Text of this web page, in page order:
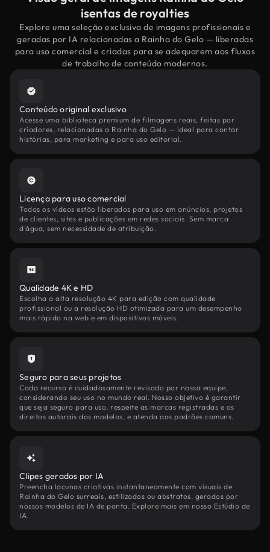
isentas de royalties
Explore uma seleção exclusiva de imagens profissionais e
geradas por IA relacionadas a Rainha do Gelo — liberadas
para uso comercial e criadas para se adequarem aos fluxos
de trabalho de conteúdo modernos.
Conteúdo original exclusivo
Acesse uma biblioteca premium de filmagens reais, feitas por
criadores, relacionadas a Rainha do Gelo — ideal para contar
histórias, para marketing e para uso editorial.
Licença para uso comercial
Todos os vídeos estão liberados para uso em anúncios, projetos
de clientes, sites e publicações em redes sociais. Sem marca
d'água, sem necessidade de atribuição.
Qualidade 4K e HD
Escolha a alta resolução 4K para edição com qualidade
profissional ou a resolução HD otimizada para um desempenho
mais rápido na web e em dispositivos móveis.
Seguro para seus projetos
Cada recurso é cuidadosamente revisado por nossa equipe,
considerando seu uso no mundo real. Nosso objetivo é garantir
que seja seguro para uso, respeite as marcas registradas e os
direitos autorais dos modelos, e atenda aos padrões comuns.
Clipes gerados por IA
Preencha lacunas criativas instantaneamente com visuais de
Rainha do Gelo surreais, estilizados ou abstratos, gerados por
nossos modelos de IA de ponta. Explore mais em nosso Estúdio de
IA.